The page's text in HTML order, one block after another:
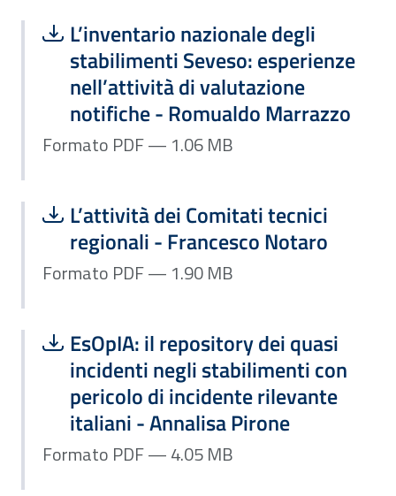
Scarica file:
L’inventario nazionale degli
stabilimenti Seveso: esperienze
nell’attività di valutazione
notifiche - Romualdo Marrazzo
Formato PDF — Dimensione 1.06 MB
Formato PDF — 1.06 MB
Scarica file:
L’attività dei Comitati tecnici
regionali - Francesco Notaro
Formato PDF — Dimensione 1.90 MB
Formato PDF — 1.90 MB
Scarica file:
EsOpIA: il repository dei quasi
incidenti negli stabilimenti con
pericolo di incidente rilevante
italiani - Annalisa Pirone
Formato PDF — Dimensione 4.05 MB
Formato PDF — 4.05 MB